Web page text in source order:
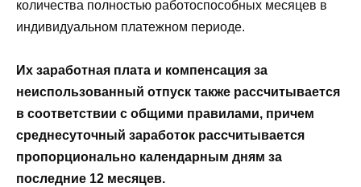
количества полностью работоспособных месяцев в
индивидуальном платежном периоде.
Их заработная плата и компенсация за
неиспользованный отпуск также рассчитывается
в соответствии с общими правилами, причем
среднесуточный заработок рассчитывается
пропорционально календарным дням за
последние 12 месяцев.